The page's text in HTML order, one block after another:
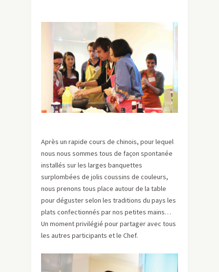
Après un rapide cours de chinois, pour lequel
nous nous sommes tous de façon spontanée
installés sur les larges banquettes
surplombées de jolis coussins de couleurs,
nous prenons tous place autour de la table
pour déguster selon les traditions du pays les
plats confectionnés par nos petites mains…
Un moment privilégié pour partager avec tous
les autres participants et le Chef.